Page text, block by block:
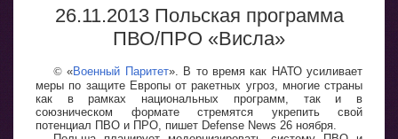
26.11.2013 Польская программа
ПВО/ПРО «Висла»
© «Военный Паритет». В то время как НАТО усиливает
меры по защите Европы от ракетных угроз, многие страны
как в рамках национальных программ, так и в
союзническом формате стремятся укрепить свой
потенциал ПВО и ПРО, пишет Defense News 26 ноября.